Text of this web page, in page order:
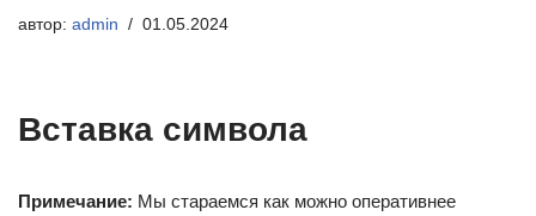
автор: admin 01.05.2024
Вставка символа
Примечание: Мы стараемся как можно оперативнее